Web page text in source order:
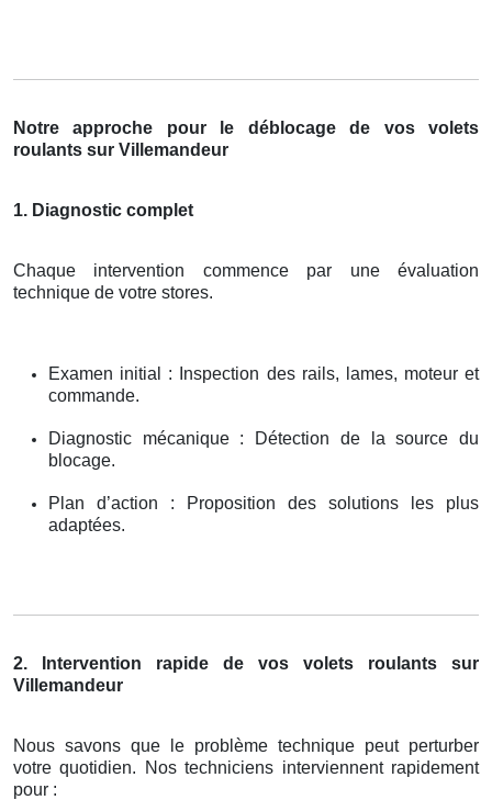
Notre approche pour le déblocage de vos volets
roulants sur Villemandeur
1. Diagnostic complet
Chaque intervention commence par une évaluation
technique de votre stores.
Examen initial : Inspection des rails, lames, moteur et
commande.
Diagnostic mécanique : Détection de la source du
blocage.
Plan d’action : Proposition des solutions les plus
adaptées.
2. Intervention rapide de vos volets roulants sur
Villemandeur
Nous savons que le problème technique peut perturber
votre quotidien. Nos techniciens interviennent rapidement
pour :